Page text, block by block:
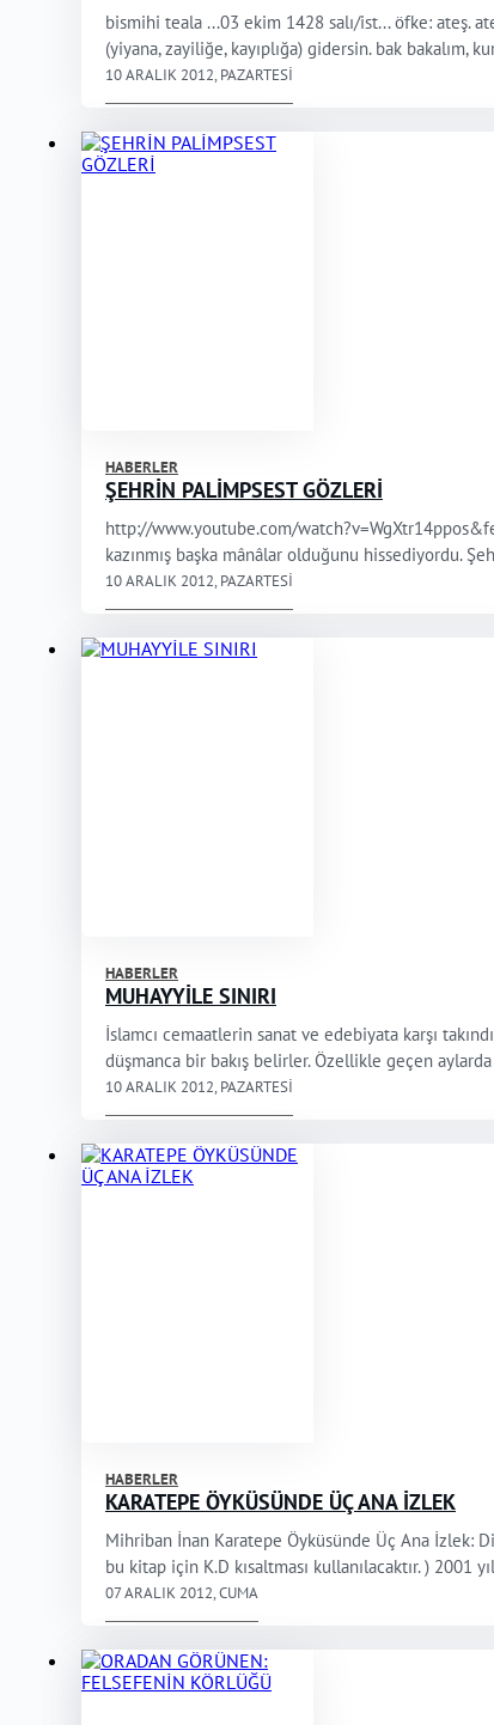
bismihi teala ...03 ekim 1428 salı/ist... öfke: ateş.
(yiyana, zayiliğe, kayıplığa) gidersin. bak bakalım,
10 ARALIK 2012, PAZARTESI
HABERLER
ŞEHRİN PALİMPSEST GÖZLERİ
http://www.youtube.com/
kazınmış başka mânâlar olduğunu hissediyordu.
10 ARALIK 2012, PAZARTESI
HABERLER
MUHAYYİLE SINIRI
İslamcı cemaatlerin sanat ve edebiyata karşı
düşmanca bir bakış belirler. Özellikle geçen aylarda
10 ARALIK 2012, PAZARTESI
HABERLER
KARATEPE ÖYKÜSÜNDE ÜÇ ANA İZLEK
Mihriban İnan Karatepe Öyküsünde Üç Ana İzlek:
bu kitap için K.D kısaltması kullanılacaktır. ) 2001
07 ARALIK 2012, CUMA